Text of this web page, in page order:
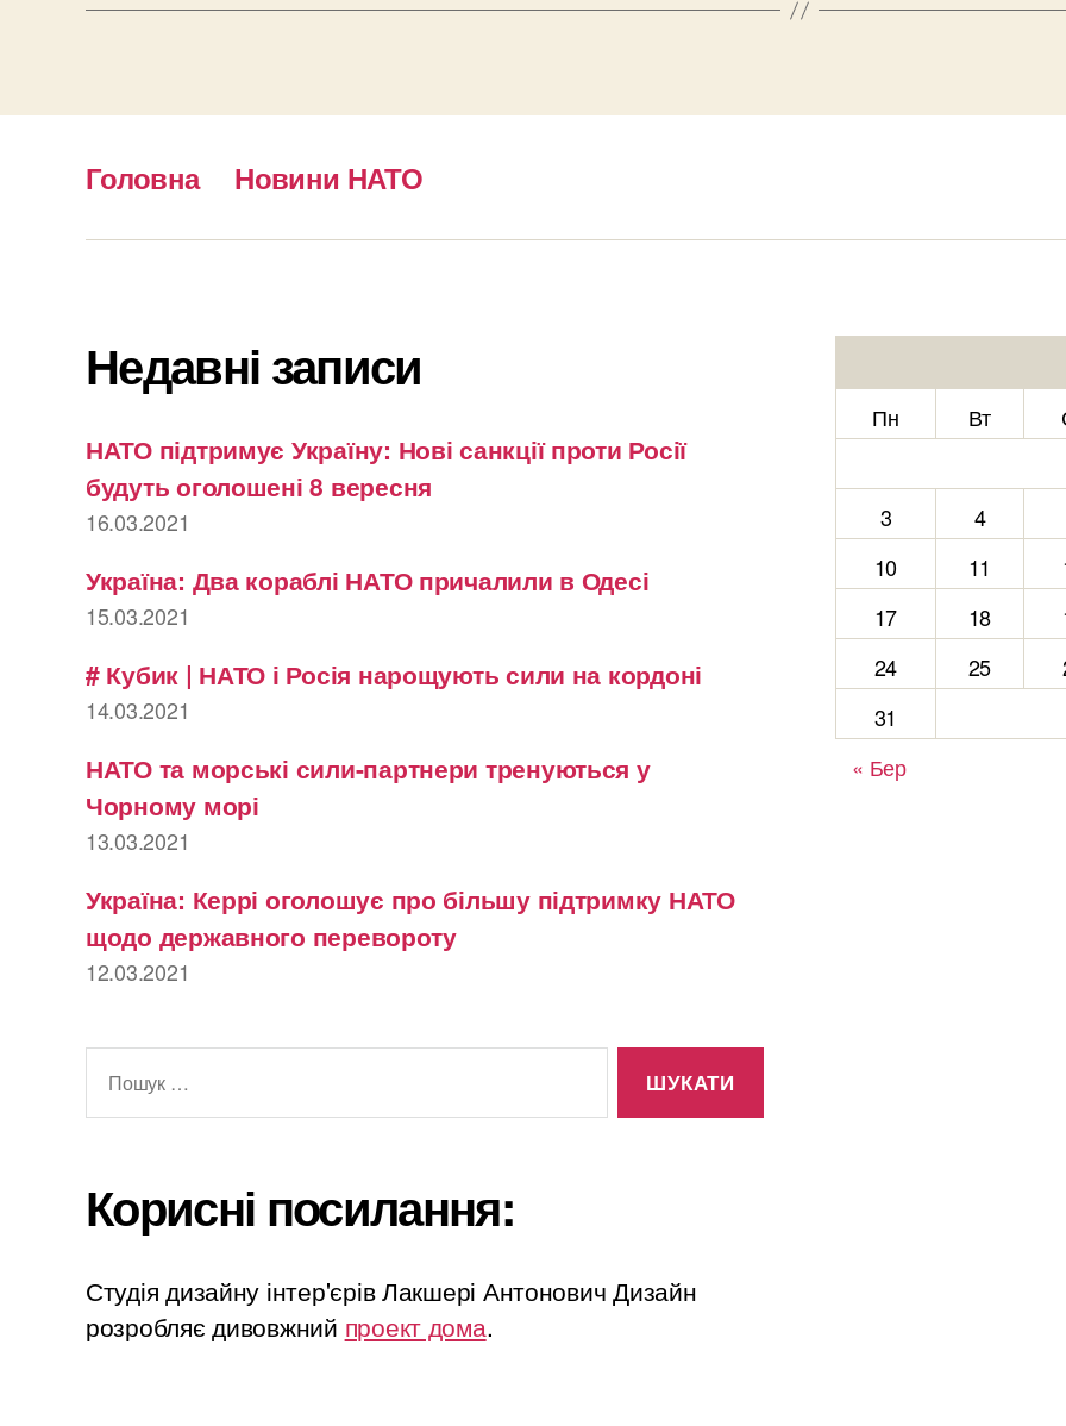
Головна Новини НАТО
Недавні записи
НАТО підтримує Україну: Нові санкції проти Росії
будуть оголошені 8 вересня
16.03.2021
Україна: Два кораблі НАТО причалили в Одесі
15.03.2021
# Кубик | НАТО і Росія нарощують сили на кордоні
14.03.2021
НАТО та морські сили-партнери тренуються у
Чорному морі
13.03.2021
Україна: Керрі оголошує про більшу підтримку НАТО
щодо державного перевороту
12.03.2021
Корисні посилання:
Студія дизайну інтер'єрів Лакшері Антонович Дизайн
розробляє дивовжний проект дома.
Пн
Вт
3
4
10
11
17
18
24
25
31
« Бер